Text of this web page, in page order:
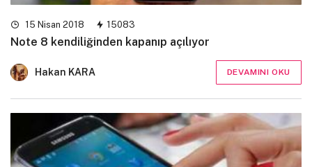
15 Nisan 2018 15083
Note 8 kendiliğinden kapanıp açılıyor
Hakan KARA DEVAMINI OKU